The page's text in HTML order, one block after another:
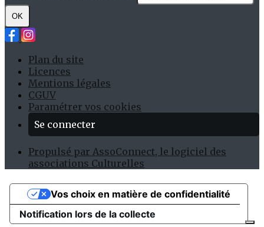
OK
Plan du site
Licences
Mentions légales
CGUV
Paramétrer vos cookies
Se connecter
Propulsé par AssoConnect, le logiciel des
associations Culturelles
Notification lors de la collecte
Vos choix en matière de confidentialité